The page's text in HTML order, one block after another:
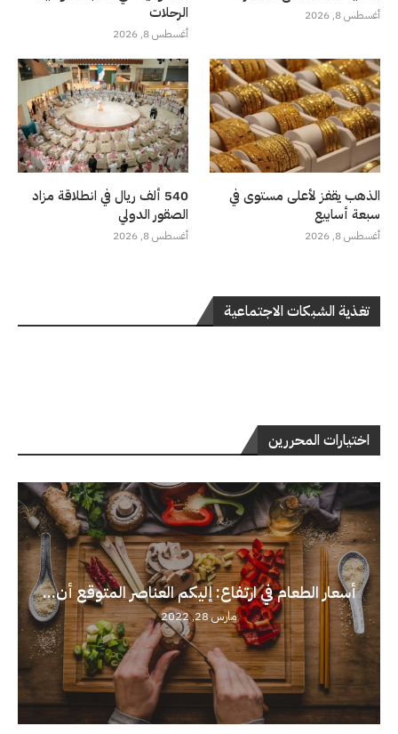
أغسطس 8, 2026
الرحلات
أغسطس 8, 2026
الذهب يقفز لأعلى مستوى في
سبعة أسابيع
أغسطس 8, 2026
540 ألف ريال في انطلاقة مزاد
الصقور الدولي
أغسطس 8, 2026
تغذية الشبكات الاجتماعية
اختيارات المحررين
أسعار الطعام في ارتفاع: إليكم العناصر المتوقع أن...
مارس 28, 2022